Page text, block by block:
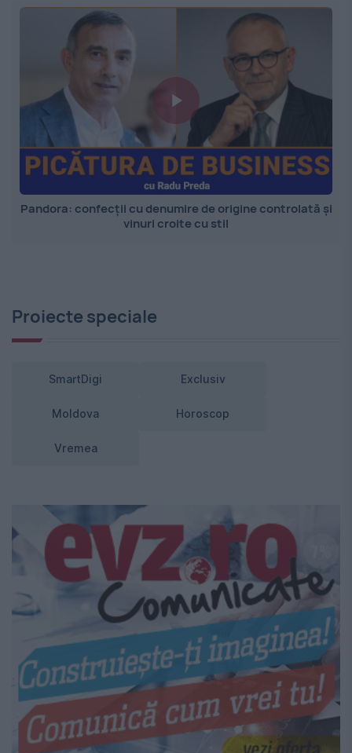
Pandora: confecții cu denumire de origine controlată și
vinuri croite cu stil
Proiecte speciale
SmartDigi Exclusiv
Moldova Horoscop
Vremea